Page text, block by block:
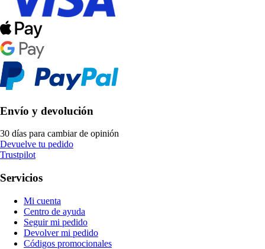
Envío y devolución
30 días para cambiar de opinión
Devuelve tu pedido
Trustpilot
Servicios
Mi cuenta
Centro de ayuda
Seguir mi pedido
Devolver mi pedido
Códigos promocionales